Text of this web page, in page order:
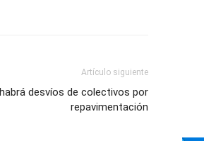
Artículo siguiente
desvíos de colectivos por
repavimentación